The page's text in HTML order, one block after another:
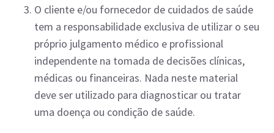
O cliente e/ou fornecedor de cuidados de saúde
tem a responsabilidade exclusiva de utilizar o seu
próprio julgamento médico e profissional
independente na tomada de decisões clínicas,
médicas ou financeiras. Nada neste material
deve ser utilizado para diagnosticar ou tratar
uma doença ou condição de saúde.